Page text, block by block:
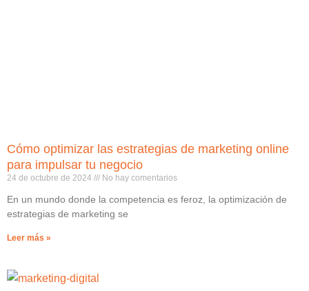
Cómo optimizar las estrategias de marketing online
para impulsar tu negocio
24 de octubre de 2024 No hay comentarios
En un mundo donde la competencia es feroz, la optimización de
estrategias de marketing se
Leer más »